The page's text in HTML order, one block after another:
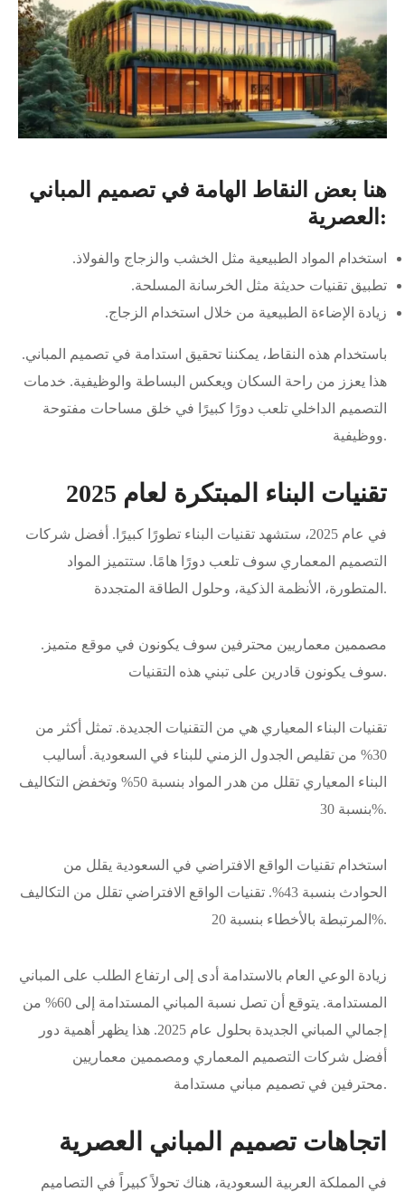
هنا بعض النقاط الهامة في تصميم المباني
العصرية:
استخدام المواد الطبيعية مثل الخشب والزجاج والفولاذ.
تطبيق تقنيات حديثة مثل الخرسانة المسلحة.
زيادة الإضاءة الطبيعية من خلال استخدام الزجاج.
باستخدام هذه النقاط، يمكننا تحقيق استدامة في تصميم المباني.
هذا يعزز من راحة السكان ويعكس البساطة والوظيفية. خدمات
التصميم الداخلي تلعب دورًا كبيرًا في خلق مساحات مفتوحة
ووظيفية.
تقنيات البناء المبتكرة لعام 2025
في عام 2025، ستشهد تقنيات البناء تطورًا كبيرًا. أفضل شركات
التصميم المعماري سوف تلعب دورًا هامًا. ستتميز المواد
المتطورة، الأنظمة الذكية، وحلول الطاقة المتجددة.
مصممين معماريين محترفين سوف يكونون في موقع متميز.
سوف يكونون قادرين على تبني هذه التقنيات.
تقنيات البناء المعياري هي من التقنيات الجديدة. تمثل أكثر من
30% من تقليص الجدول الزمني للبناء في السعودية. أساليب
البناء المعياري تقلل من هدر المواد بنسبة 50% وتخفض التكاليف
بنسبة 30%.
استخدام تقنيات الواقع الافتراضي في السعودية يقلل من
الحوادث بنسبة 43%. تقنيات الواقع الافتراضي تقلل من التكاليف
المرتبطة بالأخطاء بنسبة 20%.
زيادة الوعي العام بالاستدامة أدى إلى ارتفاع الطلب على المباني
المستدامة. يتوقع أن تصل نسبة المباني المستدامة إلى 60% من
إجمالي المباني الجديدة بحلول عام 2025. هذا يظهر أهمية دور
أفضل شركات التصميم المعماري ومصممين معماريين
محترفين في تصميم مباني مستدامة.
اتجاهات تصميم المباني العصرية
في المملكة العربية السعودية، هناك تحولاً كبيراً في التصاميم